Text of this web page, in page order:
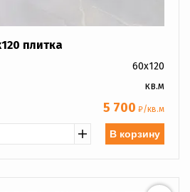
плитка
60x120
кв.м
5 700 ₽/кв.м
В корзину